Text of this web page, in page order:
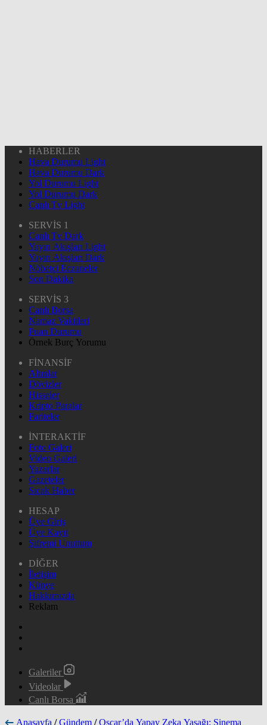
HABERLER
Hava Durumu Light
Hava Durumu Dark
Yol Durumu Light
Yol Durumu Dark
Canlı Tv Light
SERVİS 1
Canlı Tv Dark
Yayın Akışları Light
Yayın Akışları Dark
Nöbetçi Eczaneler
Son Dakika
SERVİS 3
Canlı Borsa
Namaz Vakitleri
Puan Durumu
Örnek Burç Yorumu
FİNANSİF
Altınlar
Dövizler
Hisseler
Kripto Paralar
Pariteler
İNTERAKTİF
Foto Galeri
Video Galeri
Yazarlar
Gazeteler
Sıcak Haber
HESAP
Üye Giriş
Üye Kayıt
Şifremi Unuttum
DİĞER
İletişim
Künye
Hakkımızda
Reklam
Galeriler
Videolar
Canlı Borsa
Anasayfa / Gündem / Oscar’da Yapay Zeka Yasağı: Sinema